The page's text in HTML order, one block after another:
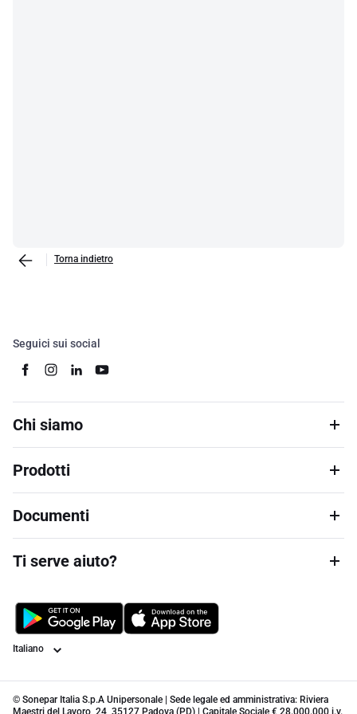
Torna indietro
Seguici sui social
Chi siamo
Prodotti
Documenti
Ti serve aiuto?
Lingua
© Sonepar Italia S.p.A Unipersonale | Sede legale ed amministrativa: Riviera
Maestri del Lavoro, 24, 35127 Padova (PD) | Capitale Sociale € 28.000.000 i.v.